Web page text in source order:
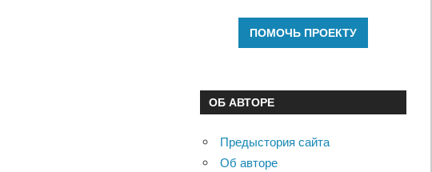
ОБ АВТОРЕ
Предыстория сайта
Об авторе